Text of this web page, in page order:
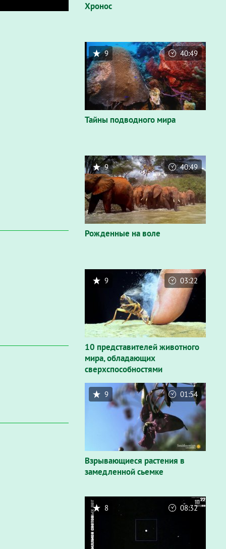
Хронос
Тайны подводного мира
9 40:49
Рожденные на воле
9 40:49
10 представителей животного
мира, обладающих
сверхспособностями
9 03:22
Взрывающиеся растения в
замедленной сьемке
9 01:54
8 08:32